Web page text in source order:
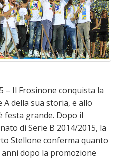
– Il Frosinone conquista la
della sua storia, e allo
festa grande. Dopo il
di Serie B 2014/2015, la
Stellone conferma quanto
dopo la promozione